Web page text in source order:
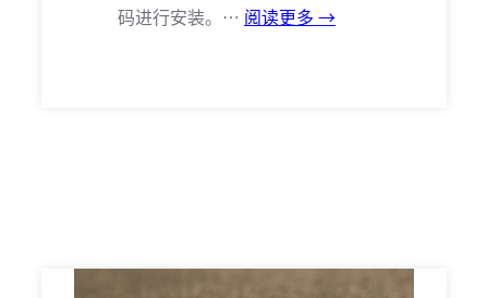
码进行安装。… 阅读更多 →